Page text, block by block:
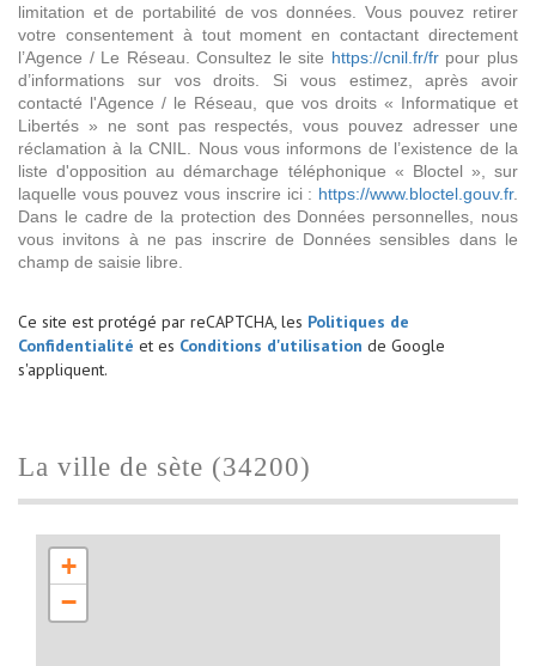
limitation et de portabilité de vos données. Vous pouvez retirer
votre consentement à tout moment en contactant directement
l’Agence / Le Réseau. Consultez le site https://cnil.fr/frpour plus
d’informations sur vos droits. Si vous estimez, après avoir
contacté l'Agence / le Réseau, que vos droits « Informatique et
Libertés » ne sont pas respectés, vous pouvez adresser une
réclamation à la CNIL. Nous vous informons de l’existence de la
liste d'opposition au démarchage téléphonique « Bloctel », sur
laquelle vous pouvez vous inscrire ici : https://www.bloctel.gouv.fr.
Dans le cadre de la protection des Données personnelles, nous
vous invitons à ne pas inscrire de Données sensibles dans le
champ de saisie libre.
Ce site est protégé par reCAPTCHA, les Politiques de
Confidentialité et es Conditions d'utilisation de Google
s'appliquent.
la ville de sète (34200)
+
−